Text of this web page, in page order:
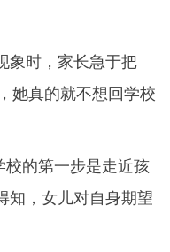
时，家长急于把
她真的就不想回学校
的第一步是走近孩
知，女儿对自身期望